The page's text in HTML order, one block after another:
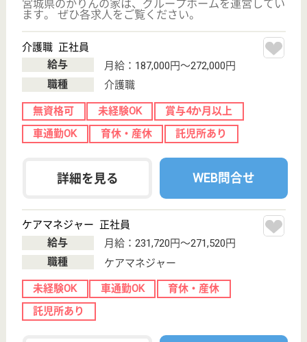
宮城県仙台市宮
城野区岩切字稲
荷14
設, デイケア, シ
ョートステイ,
宮城県の康陽会 コジーケア・ホームは、介護老人保
す。 ぜひ各求人をご覧ください。
介護職 正社員
給与
月給：181,000円〜261,000円
住宅手当あり
詳細を見る WEB問合せ
フループライフガーデン
宮城県仙台市宮
城野区福室7-6-
20
介護付有料老人